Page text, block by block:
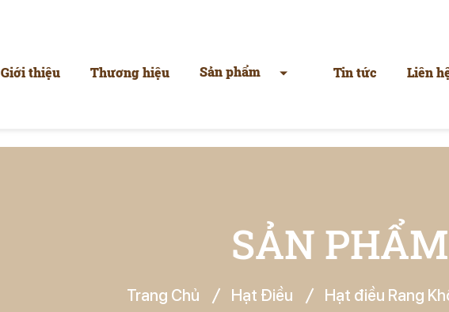
Giới thiệu Thương hiệu Sản phẩm Tin tức Liên
SẢN PHẨM
Trang Chủ Hạt Điều Hạt điều Rang